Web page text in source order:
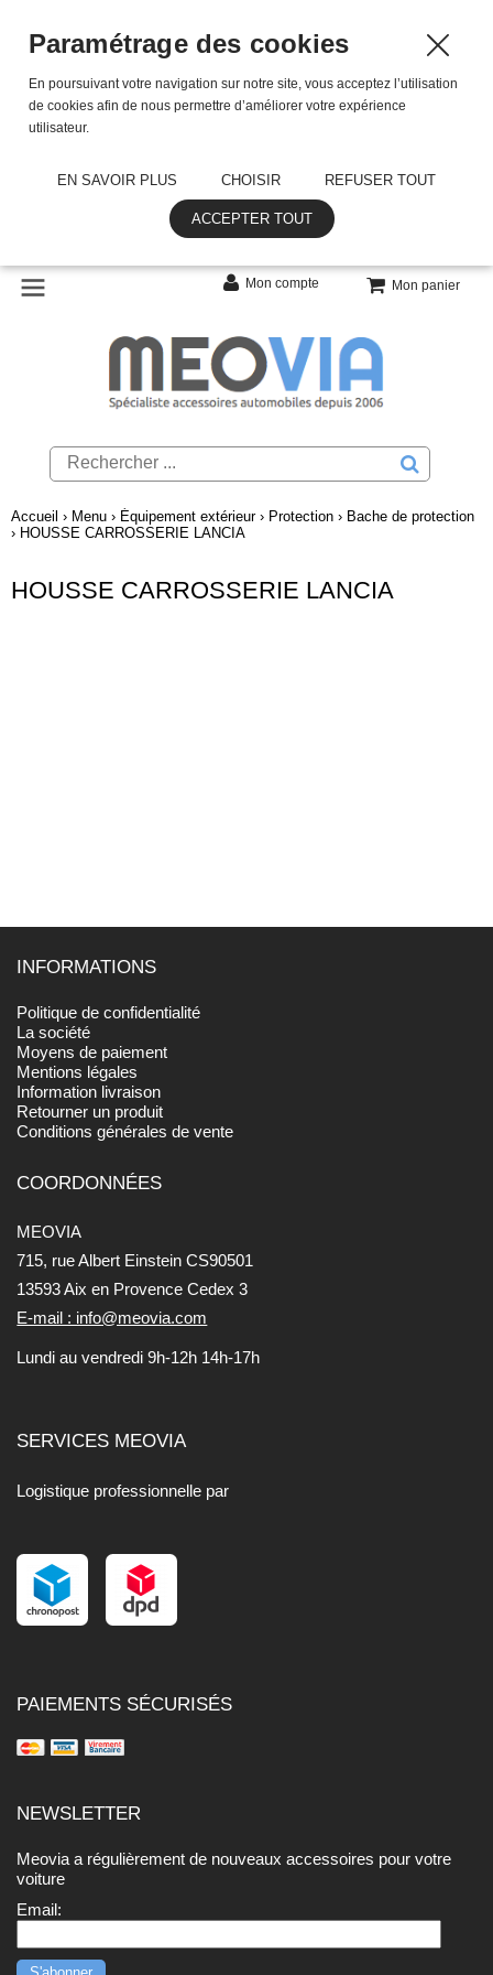
Mon compte Mon panier
Accueil › Menu › Équipement extérieur› Protection › Bache de protection
› HOUSSE CARROSSERIE LANCIA
HOUSSE CARROSSERIE LANCIA
INFORMATIONS
Politique de confidentialité
La société
Moyens de paiement
Mentions légales
Information livraison
Retourner un produit
Conditions générales de vente
COORDONNÉES
MEOVIA
715, rue Albert Einstein CS90501
13593 Aix en Provence Cedex 3
E-mail : info@meovia.com
Lundi au vendredi 9h-12h 14h-17h
SERVICES MEOVIA
Logistique professionnelle par
PAIEMENTS SÉCURISÉS
NEWSLETTER
Meovia a régulièrement de nouveaux accessoires pour votre
voiture
Email:
Paramétrage des cookies
En poursuivant votre navigation sur notre site, vous acceptez l’utilisation
de cookies afin de nous permettre d’améliorer votre expérience
utilisateur.
EN SAVOIR PLUS CHOISIR REFUSER TOUT
ACCEPTER TOUT